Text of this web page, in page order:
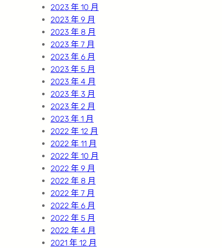
2023 年 10 月
2023 年 9 月
2023 年 8 月
2023 年 7 月
2023 年 6 月
2023 年 5 月
2023 年 4 月
2023 年 3 月
2023 年 2 月
2023 年 1 月
2022 年 12 月
2022 年 11 月
2022 年 10 月
2022 年 9 月
2022 年 8 月
2022 年 7 月
2022 年 6 月
2022 年 5 月
2022 年 4 月
2021 年 12 月